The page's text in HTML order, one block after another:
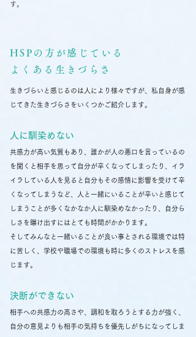
す。
HSPの方が感じている
よくある生きづらさ
生きづらいと感じるのは人により様々ですが、私自身が感
じてきた生きづらさをいくつかご紹介します。
人に馴染めない
共感力が高い気質もあり、誰かが人の悪口を言っているの
を聞くと相手を思って自分が辛くなってしまったり、イラ
イラしている人を見ると自分もその感情に影響を受けて辛
くなってしまうなど、人と一緒にいることが辛いと感じて
しまうことが多くなかなか人に馴染めなかったり、自分ら
しさを曝け出すにはとても時間がかかります。
そしてみんなと一緒いることが良い事とされる環境では特
に苦しく、学校や職場での環境も時に多くのストレスを感
じます。
決断ができない
相手への共感力の高さや、調和を取ろうとする力が強く、
自分の意見よりも相手の気持ちを優先しがちになってしま